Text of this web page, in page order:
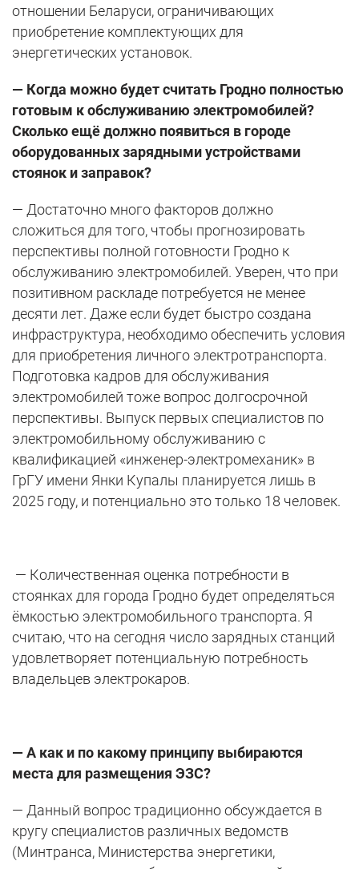
отношении Беларуси, ограничивающих
приобретение комплектующих для
энергетических установок.
— Когда можно будет считать Гродно полностью
готовым к обслуживанию электромобилей?
Сколько ещё должно появиться в городе
оборудованных зарядными устройствами
стоянок и заправок?
— Достаточно много факторов должно
сложиться для того, чтобы прогнозировать
перспективы полной готовности Гродно к
обслуживанию электромобилей. Уверен, что при
позитивном раскладе потребуется не менее
десяти лет. Даже если будет быстро создана
инфраструктура, необходимо обеспечить условия
для приобретения личного электротранспорта.
Подготовка кадров для обслуживания
электромобилей тоже вопрос долгосрочной
перспективы. Выпуск первых специалистов по
электромобильному обслуживанию с
квалификацией «инженер-электромеханик» в
ГрГУ имени Янки Купалы планируется лишь в
2025 году, и потенциально это только 18 человек.
— Количественная оценка потребности в
стоянках для города Гродно будет определяться
ёмкостью электромобильного транспорта. Я
считаю, что на сегодня число зарядных станций
удовлетворяет потенциальную потребность
владельцев электрокаров.
— А как и по какому принципу выбираются
места для размещения ЭЗС?
— Данный вопрос традиционно обсуждается в
кругу специалистов различных ведомств
(Минтранса, Министерства энергетики,